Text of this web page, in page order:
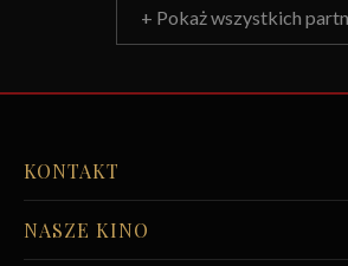
+ Pokaż wszystkich
KONTAKT
NASZE KINO